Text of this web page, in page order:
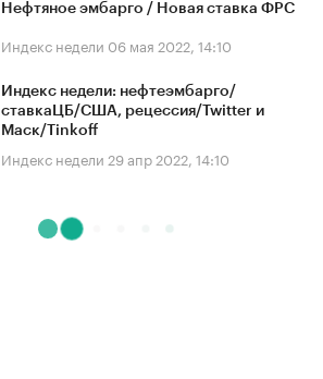
Нефтяное эмбарго / Новая ставка ФРС
Индекс недели 06 мая 2022, 14:10
Индекс недели: нефтеэмбарго/
ставкаЦБ/США, рецессия/Twitter и
Маск/Tinkoff
Индекс недели 29 апр 2022, 14:10